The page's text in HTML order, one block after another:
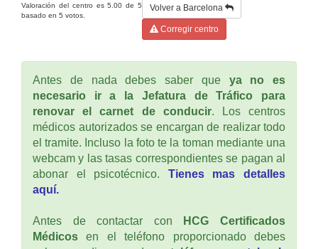
Valoración del centro es5.00 de5
basado en 5 votos.
Volver a Barcelona
Corregir centro
Antes de nada debes saber que ya no es
necesario ir a la Jefatura de Tráfico para
renovar el carnet de conducir. Los centros
médicos autorizados se encargan de realizar todo
el tramite. Incluso la foto te la toman mediante una
webcam y las tasas correspondientes se pagan al
abonar el psicotécnico. Tienes mas detalles
aquí.
Antes de contactar con
HCG Certificados
Médicos en el teléfono proporcionado debes